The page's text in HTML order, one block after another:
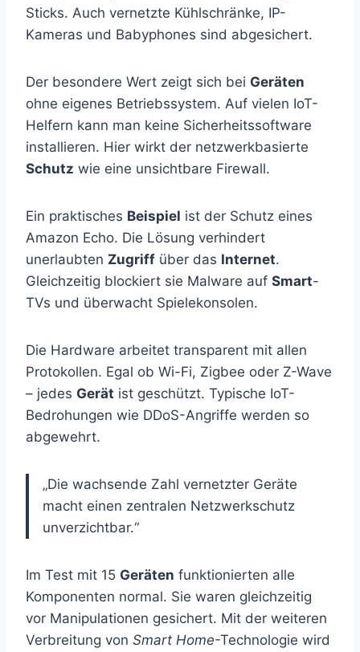
Sticks. Auch vernetzte Kühlschränke, IP-
Kameras und Babyphones sind abgesichert.
Der besondere Wert zeigt sich bei Geräten
ohne eigenes Betriebssystem. Auf vielen IoT-
Helfern kann man keine Sicherheitssoftware
installieren. Hier wirkt der netzwerkbasierte
Schutz wie eine unsichtbare Firewall.
Ein praktisches Beispiel ist der Schutz eines
Amazon Echo. Die Lösung verhindert
unerlaubten Zugriff über das Internet.
Gleichzeitig blockiert sie Malware auf Smart-
TVs und überwacht Spielekonsolen.
Die Hardware arbeitet transparent mit allen
Protokollen. Egal ob Wi-Fi, Zigbee oder Z-Wave
– jedes Gerät ist geschützt. Typische IoT-
Bedrohungen wie DDoS-Angriffe werden so
abgewehrt.
„Die wachsende Zahl vernetzter Geräte
macht einen zentralen Netzwerkschutz
unverzichtbar.“
Im Test mit 15 Geräten funktionierten alle
Komponenten normal. Sie waren gleichzeitig
vor Manipulationen gesichert. Mit der weiteren
Verbreitung von Smart Home-Technologie wird